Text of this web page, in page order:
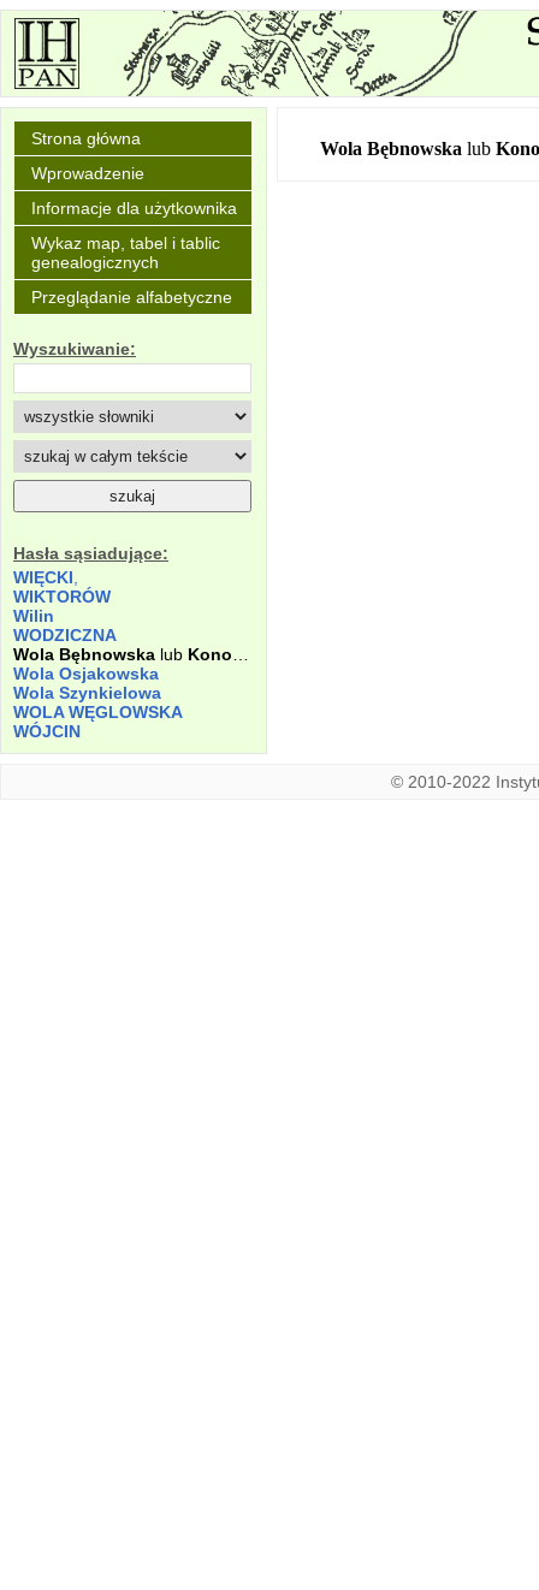
Strona główna
Wprowadzenie
Informacje dla użytkownika
Wykaz map, tabel i tablic
genealogicznych
Przeglądanie alfabetyczne
Wyszukiwanie:
Hasła sąsiadujące:
WIĘCKI
WIKTORÓW
Wilin
WODZICZNA
Wola Bębnowska lub Konopnicka
Wola Osjakowska
Wola Szynkielowa
WOLA WĘGLOWSKA
WÓJCIN
Wola Bębnowska lub
© 2010-2022